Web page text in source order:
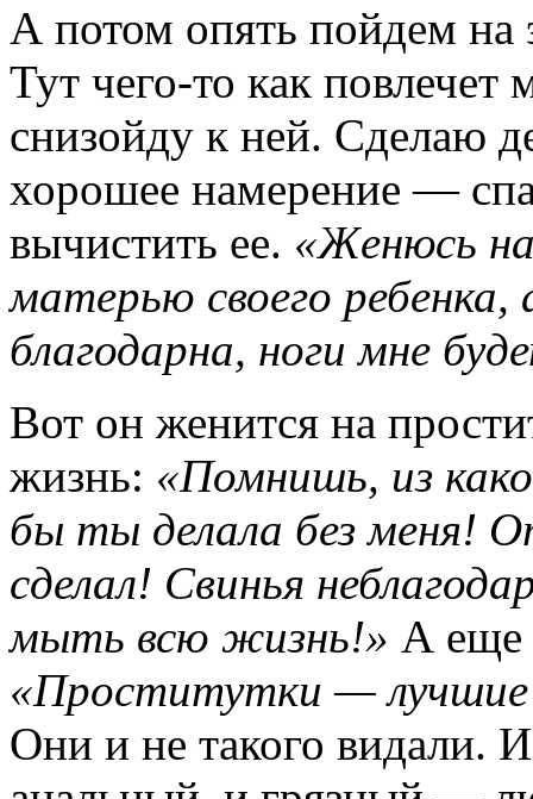
А потом опять пойдем
Тут чего-то как повлечет
снизойду к ней. Сделаю
хорошее намерение —
вычистить ее. «Женюсь
матерью своего
благодарна, ноги мне
Вот он женится на
жизнь: «Помнишь, из
бы ты делала без меня!
сделал! Свинья
мыть всю жизнь!» А еще
«Проститутки —
Они и не такого видали.